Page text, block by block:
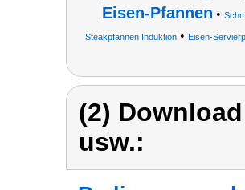
Eisen-Pfannen •
Steakpfannen Induktion• Eisen-
(2)
usw.: